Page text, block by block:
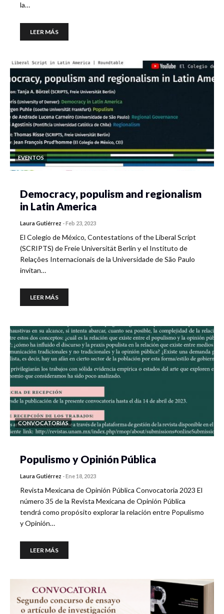
la…
LEER MÁS
EVENTOS
Democracy, populism and regionalism
in Latin America
Laura Gutiérrez -Feb 23, 2023
El Colegio de México, Contestations of the Liberal Script
(SCRIPTS) de Freie Universität Berlin y el Instituto de
Relações Internacionais de la Universidade de São Paulo
invitan…
LEER MÁS
CONVOCATORIAS
Populismo y Opinión Pública
Laura Gutiérrez -Ene 18, 2023
Revista Mexicana de Opinión Pública Convocatoria 2023 El
número 35 de la Revista Mexicana de Opinión Pública
tendrá como propósito explorar la relación entre Populismo
y Opinión…
LEER MÁS